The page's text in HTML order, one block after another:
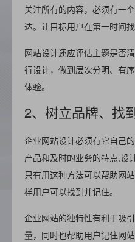
关注所有的内容，必须有一
达。让目标用户在第一时间
网站设计还应评估主题是否
行设计，做到层次分明、有
体验。
2、树立品牌、找
企业网站设计必须有它自己
产品和及时的业务的特点,设
只有用这种方法可以帮助网
样用户可以找到并记住。
企业网站的独特性有利于吸
量，同时也帮助用户记住网